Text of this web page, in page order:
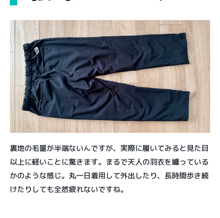
裏地の毛量が半端ないんですが、実際に履いてみると見た目
以上に軽いことに驚きます。まるで天人の羽衣を纏っている
かのような感じ。丸一日着用して外出したり、長時間歩き続
けたりしても全然疲れないですね。